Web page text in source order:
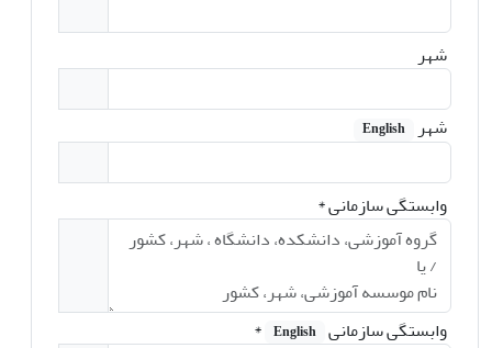
شهر
شهر English
وابستگی سازمانی*
وابستگی سازمانی English
*